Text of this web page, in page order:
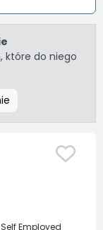
które do niego
Employed